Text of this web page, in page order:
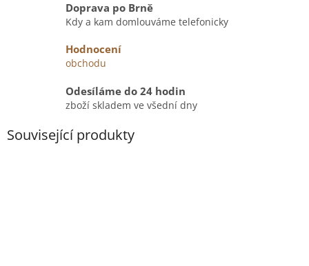
Doprava po Brně
Kdy a kam domlouváme telefonicky
Hodnocení
obchodu
Odesíláme do 24 hodin
zboží skladem ve všední dny
Související produkty